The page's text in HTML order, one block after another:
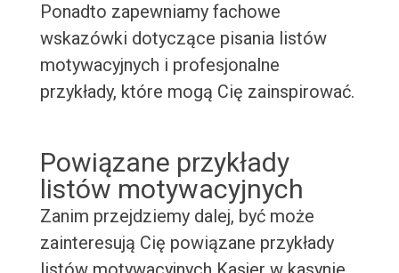
Ponadto zapewniamy fachowe
wskazówki dotyczące pisania listów
motywacyjnych i profesjonalne
przykłady, które mogą Cię zainspirować.
Powiązane przykłady
listów motywacyjnych
Zanim przejdziemy dalej, być może
zainteresują Cię powiązane przykłady